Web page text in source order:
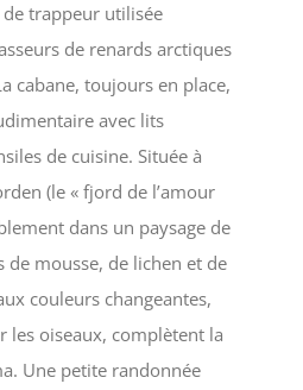
trappeur utilisée
de renards arctiques
cabane, toujours en place,
avec lits
de cuisine. Située à
(le « fjord de l’amour
dans un paysage de
de mousse, de lichen et de
couleurs changeantes,
les oiseaux, complètent la
Une petite randonnée